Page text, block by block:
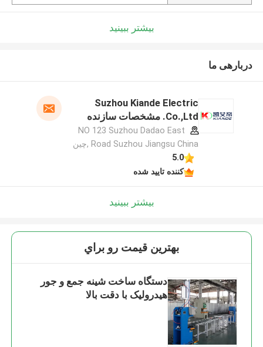
بیشتر ببینید
دربارهی ما
Suzhou Kiande Electric
Co.,Ltd. مشخصات سازنده
NO 123 Suzhou Dadao East
Road Suzhou Jiangsu China ,چین
5.0
کننده تایید شده
بیشتر ببینید
بهترين قيمت رو براي
دستگاه ساخت شینه جمع و جور
هیدرولیک با دقت بالا